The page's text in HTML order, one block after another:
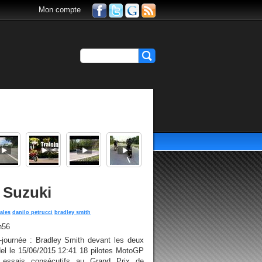
Mon compte
danilo petrucci bradley smith
: Bradley Smith devant les deux
le 15/06/2015 12:41 18 pilotes MotoGP